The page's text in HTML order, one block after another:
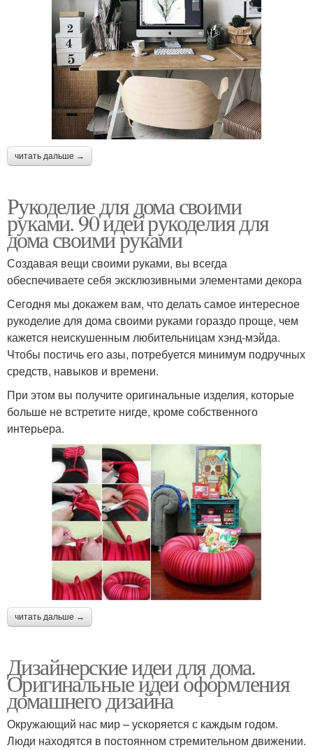
читать дальше →
Рукоделие для дома своими
руками. 90 идей рукоделия для
дома своими руками
Создавая вещи своими руками, вы всегда
обеспечиваете себя эксклюзивными элементами декора
Сегодня мы докажем вам, что делать самое интересное
рукоделие для дома своими руками гораздо проще, чем
кажется неискушенным любительницам хэнд-мэйда.
Чтобы постичь его азы, потребуется минимум подручных
средств, навыков и времени.
При этом вы получите оригинальные изделия, которые
больше не встретите нигде, кроме собственного
интерьера.
читать дальше →
Дизайнерские идеи для дома.
Оригинальные идеи оформления
домашнего дизайна
Окружающий нас мир – ускоряется с каждым годом.
Люди находятся в постоянном стремительном движении.